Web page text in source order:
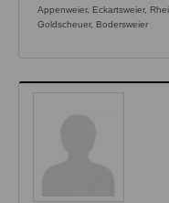
Appenweier, Eckartsweier,
Goldscheuer, Bodersweier